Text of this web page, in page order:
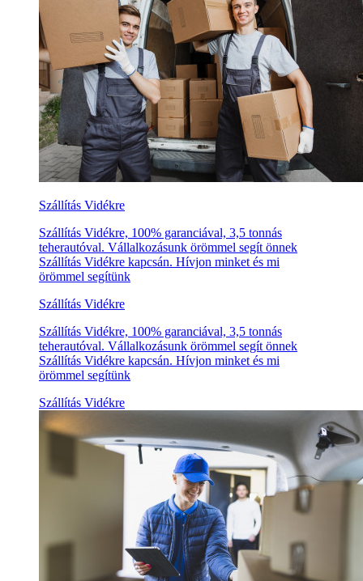
Szállítás Vidékre
Szállítás Vidékre, 100% garanciával, 3,5 tonnás
teherautóval. Vállalkozásunk örömmel segít önnek
Szállítás Vidékre kapcsán. Hívjon minket és mi
örömmel segítünk
Szállítás Vidékre
Szállítás Vidékre, 100% garanciával, 3,5 tonnás
teherautóval. Vállalkozásunk örömmel segít önnek
Szállítás Vidékre kapcsán. Hívjon minket és mi
örömmel segítünk
Szállítás Vidékre